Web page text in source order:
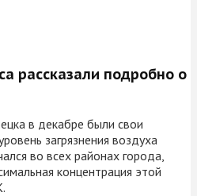
рассказали подробно о
в декабре были свои
загрязнения воздуха
во всех районах города,
концентрация этой